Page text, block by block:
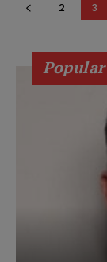
2 3
Popular